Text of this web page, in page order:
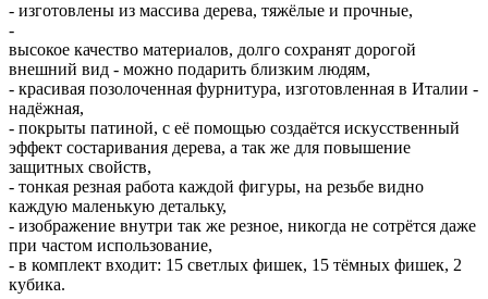
- изготовлены из массива дерева, тяжёлые и прочные,
-
высокое качество материалов, долго сохранят дорогой
внешний вид - можно подарить близким людям,
- красивая позолоченная фурнитура, изготовленная в Италии -
надёжная,
- покрыты патиной, с её помощью создаётся искусственный
эффект состаривания дерева, а так же для повышение
защитных свойств,
- тонкая резная работа каждой фигуры, на резьбе видно
каждую маленькую детальку,
- изображение внутри так же резное, никогда не сотрётся даже
при частом использование,
- в комплект входит: 15 светлых фишек, 15 тёмных фишек, 2
кубика.